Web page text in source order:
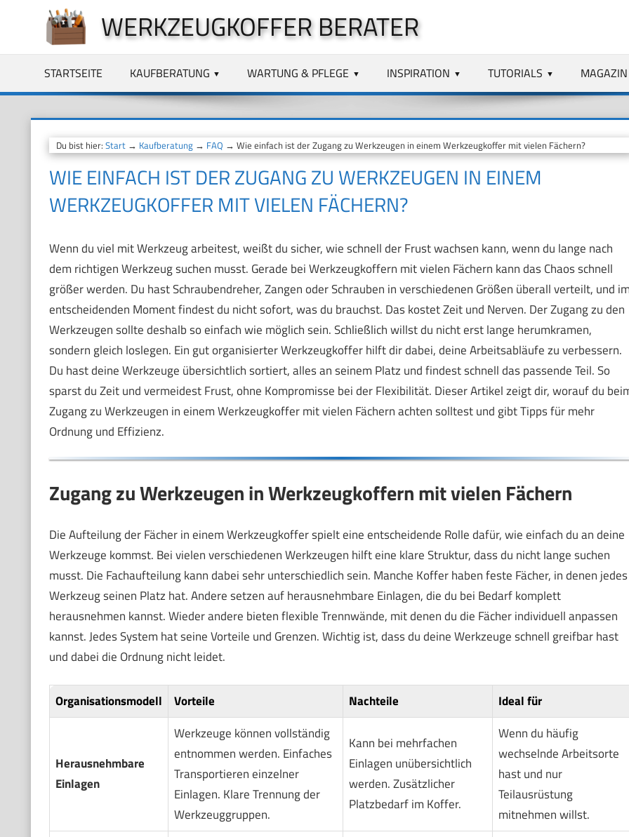
springen
WERKZEUGKOFFER BERATER
STARTSEITE KAUFBERATUNG WARTUNG & PFLEGE INSPIRATION TUTORIALS MAGAZIN
Du bist hier: Start→ Kaufberatung→ FAQ → Wie einfach ist der Zugang zu Werkzeugen in einem Werkzeugkoffer mit vielen Fächern?
WIE EINFACH IST DER ZUGANG ZU WERKZEUGEN IN EINEM
WERKZEUGKOFFER MIT VIELEN FÄCHERN?
Wenn du viel mit Werkzeug arbeitest, weißt du sicher, wie schnell der Frust wachsen kann, wenn du lange nach
dem richtigen Werkzeug suchen musst. Gerade bei Werkzeugkoffern mit vielen Fächern kann das Chaos schnell
größer werden. Du hast Schraubendreher, Zangen oder Schrauben in verschiedenen Größen überall verteilt, und
entscheidenden Moment findest du nicht sofort, was du brauchst. Das kostet Zeit und Nerven. Der Zugang zu den
Werkzeugen sollte deshalb so einfach wie möglich sein. Schließlich willst du nicht erst lange herumkramen,
sondern gleich loslegen. Ein gut organisierter Werkzeugkoffer hilft dir dabei, deine Arbeitsabläufe zu verbessern.
Du hast deine Werkzeuge übersichtlich sortiert, alles an seinem Platz und findest schnell das passende Teil. So
sparst du Zeit und vermeidest Frust, ohne Kompromisse bei der Flexibilität. Dieser Artikel zeigt dir, worauf du
Zugang zu Werkzeugen in einem Werkzeugkoffer mit vielen Fächern achten solltest und gibt Tipps für mehr
Ordnung und Effizienz.
Zugang zu Werkzeugen in Werkzeugkoffern mit vielen Fächern
Die Aufteilung der Fächer in einem Werkzeugkoffer spielt eine entscheidende Rolle dafür, wie einfach du an deine
Werkzeuge kommst. Bei vielen verschiedenen Werkzeugen hilft eine klare Struktur, dass du nicht lange suchen
musst. Die Fachaufteilung kann dabei sehr unterschiedlich sein. Manche Koffer haben feste Fächer, in denen jedes
Werkzeug seinen Platz hat. Andere setzen auf herausnehmbare Einlagen, die du bei Bedarf komplett
herausnehmen kannst. Wieder andere bieten flexible Trennwände, mit denen du die Fächer individuell anpassen
kannst. Jedes System hat seine Vorteile und Grenzen. Wichtig ist, dass du deine Werkzeuge schnell greifbar hast
und dabei die Ordnung nicht leidet.
Organisationsmodell Vorteile Nachteile Ideal für
Herausnehmbare
Einlagen
Werkzeuge können vollständig
entnommen werden. Einfaches
Transportieren einzelner
Einlagen. Klare Trennung der
Werkzeuggruppen.
Kann bei mehrfachen
Einlagen unübersichtlich
werden. Zusätzlicher
Platzbedarf im Koffer.
Wenn du häufig
wechselnde Arbeitsorte
hast und nur
Teilausrüstung
mitnehmen willst.